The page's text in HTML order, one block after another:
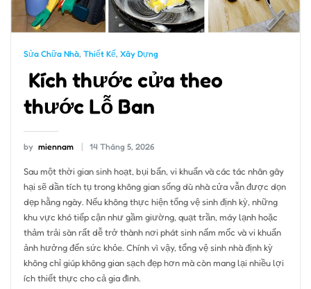
Sửa Chữa Nhà, Thiết Kế, Xây Dựng
Kích thước cửa theo
thước Lỗ Ban
by miennam 14 Tháng 5, 2026
Sau một thời gian sinh hoạt, bụi bẩn, vi khuẩn và các tác nhân gây
hại sẽ dần tích tụ trong không gian sống dù nhà cửa vẫn được dọn
dẹp hằng ngày. Nếu không thực hiện tổng vệ sinh định kỳ, những
khu vực khó tiếp cận như gầm giường, quạt trần, máy lạnh hoặc
thảm trải sàn rất dễ trở thành nơi phát sinh nấm mốc và vi khuẩn
ảnh hưởng đến sức khỏe. Chính vì vậy, tổng vệ sinh nhà định kỳ
không chỉ giúp không gian sạch đẹp hơn mà còn mang lại nhiều lợi
ích thiết thực cho cả gia đình.